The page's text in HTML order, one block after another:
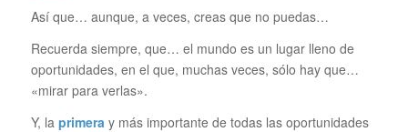
Así que… aunque, a veces, creas que no puedas…
Recuerda siempre, que… el mundo es un lugar lleno de
oportunidades, en el que, muchas veces, sólo hay que…
«mirar para verlas».
Y, la primera y más importante de todas las oportunidades